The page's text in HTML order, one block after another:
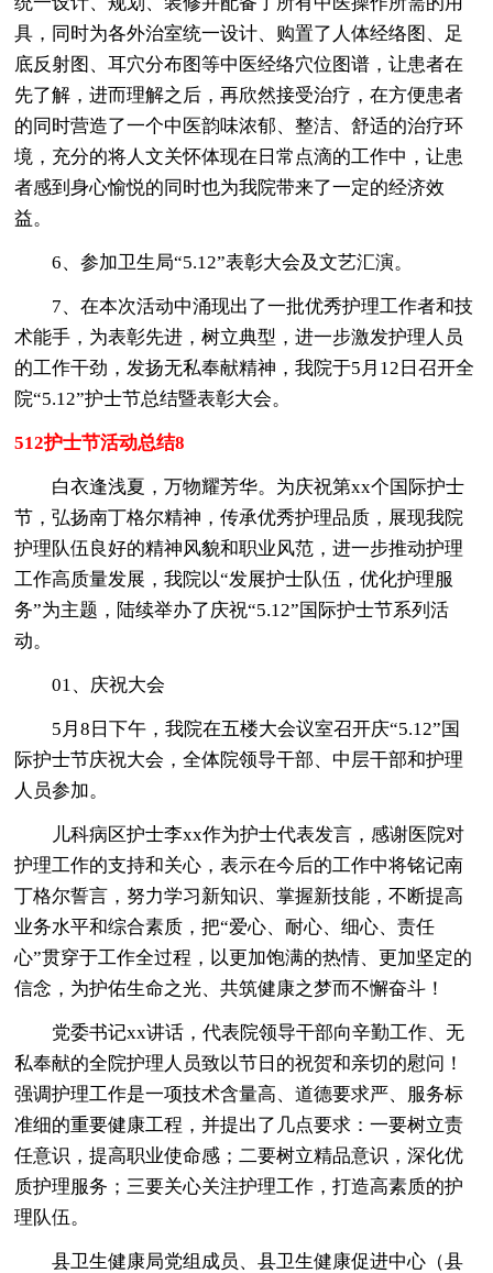
具，同时为各外治室统一设计、购置了人体经络图、足
底反射图、耳穴分布图等中医经络穴位图谱，让患者在
先了解，进而理解之后，再欣然接受治疗，在方便患者
的同时营造了一个中医韵味浓郁、整洁、舒适的治疗环
境，充分的将人文关怀体现在日常点滴的工作中，让患
者感到身心愉悦的同时也为我院带来了一定的经济效
益。
6、参加卫生局“5.12”表彰大会及文艺汇演。
7、在本次活动中涌现出了一批优秀护理工作者和技
术能手，为表彰先进，树立典型，进一步激发护理人员
的工作干劲，发扬无私奉献精神，我院于5月12日召开全
院“5.12”护士节总结暨表彰大会。
512护士节活动总结8
白衣逢浅夏，万物耀芳华。为庆祝第xx个国际护士
节，弘扬南丁格尔精神，传承优秀护理品质，展现我院
护理队伍良好的精神风貌和职业风范，进一步推动护理
工作高质量发展，我院以“发展护士队伍，优化护理服
务”为主题，陆续举办了庆祝“5.12”国际护士节系列活
动。
01、庆祝大会
5月8日下午，我院在五楼大会议室召开庆“5.12”国
际护士节庆祝大会，全体院领导干部、中层干部和护理
人员参加。
儿科病区护士李xx作为护士代表发言，感谢医院对
护理工作的支持和关心，表示在今后的工作中将铭记南
丁格尔誓言，努力学习新知识、掌握新技能，不断提高
业务水平和综合素质，把“爱心、耐心、细心、责任
心”贯穿于工作全过程，以更加饱满的热情、更加坚定的
信念，为护佑生命之光、共筑健康之梦而不懈奋斗！
党委书记xx讲话，代表院领导干部向辛勤工作、无
私奉献的全院护理人员致以节日的祝贺和亲切的慰问！
强调护理工作是一项技术含量高、道德要求严、服务标
准细的重要健康工程，并提出了几点要求：一要树立责
任意识，提高职业使命感；二要树立精品意识，深化优
质护理服务；三要关心关注护理工作，打造高素质的护
理队伍。
县卫生健康局党组成员、县卫生健康促进中心（县